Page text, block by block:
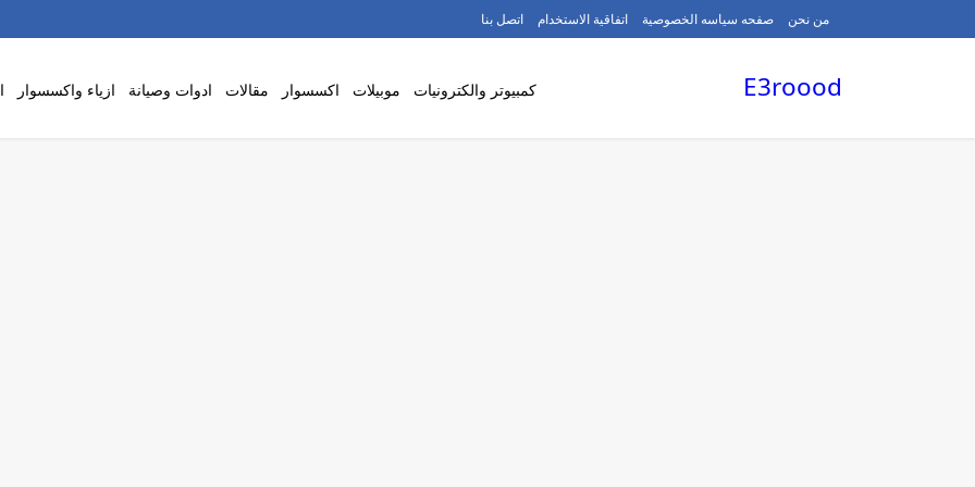
من نحن صفحه سياسه الخصوصية اتفاقية الاستخدام اتصل بنا
E3roood كمبيوتر والكترونيات موبيلات اكسسوار مقالات ادوات وصيانة ازياء واكسسوار